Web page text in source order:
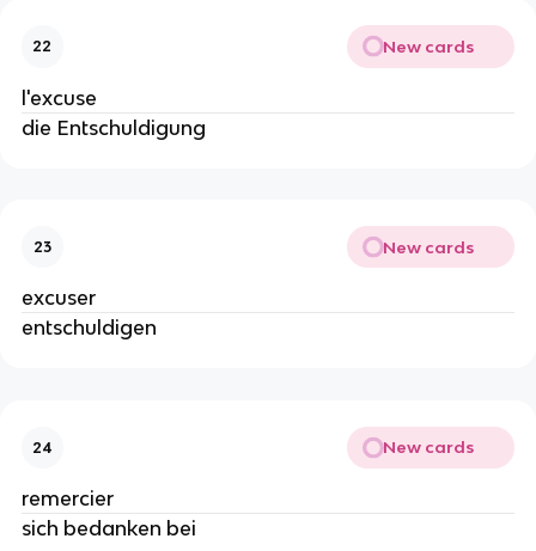
22 New cards
l'excuse
die Entschuldigung
23 New cards
excuser
entschuldigen
24 New cards
remercier
sich bedanken bei